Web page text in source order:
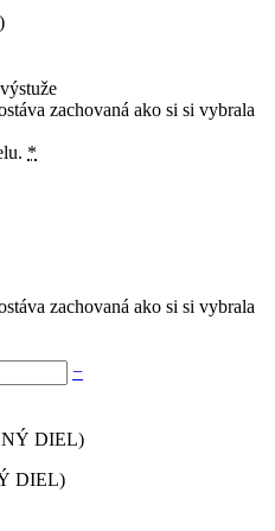
zachovaná ako si si vybrala
*
zachovaná ako si si vybrala
−
DIEL)